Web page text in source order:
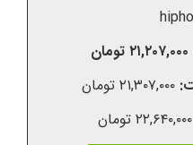
۲۱,۲۰۷,۰۰۰ تومان
۲۱,۳۰۷,۰۰۰ تومان
۲۲,۶۴۰,۰۰۰ تومان